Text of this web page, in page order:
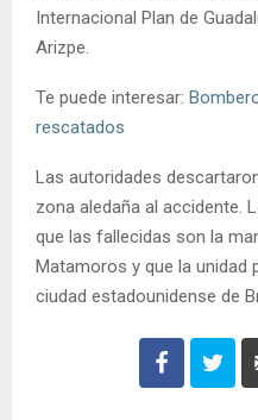
Internacional Plan de
Arizpe.
Te puede interesar:
rescatados
Las autoridades
zona aledaña al accidente.
que las fallecidas son la
Matamoros y que la unidad
ciudad estadounidense de